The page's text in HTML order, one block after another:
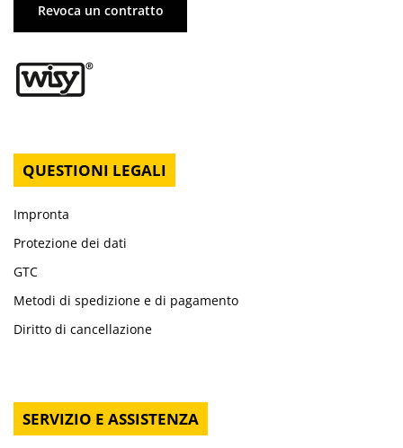
Revoca un contratto
QUESTIONI LEGALI
Impronta
Protezione dei dati
GTC
Metodi di spedizione e di pagamento
Diritto di cancellazione
SERVIZIO E ASSISTENZA